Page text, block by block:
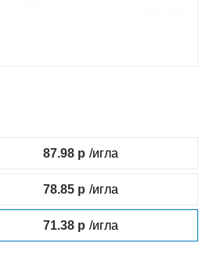
87.98 /игла
78.85 /игла
71.38 /игла